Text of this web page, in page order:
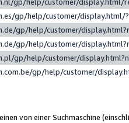
gp/help/customer/display.html/
gp/help/customer/
gp/help/customer/
gp/help/customer/
gp/help/customer/
von einer Suchmaschine